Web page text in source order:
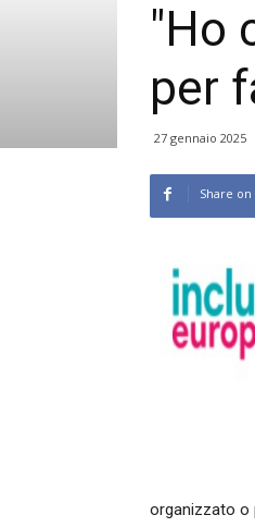
"Ho
per
27 gennaio 2025
Share
organizzato o